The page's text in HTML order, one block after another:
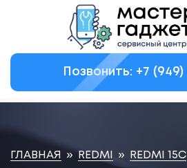
Позвонить: +7 (949)
ГЛАВНАЯ » REDMI » REDMI 15C